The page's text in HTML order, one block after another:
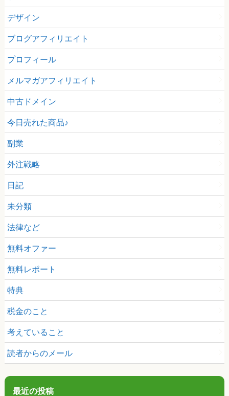
デザイン
ブログアフィリエイト
プロフィール
メルマガアフィリエイト
中古ドメイン
今日売れた商品♪
副業
外注戦略
日記
未分類
法律など
無料オファー
無料レポート
特典
税金のこと
考えていること
読者からのメール
最近の投稿